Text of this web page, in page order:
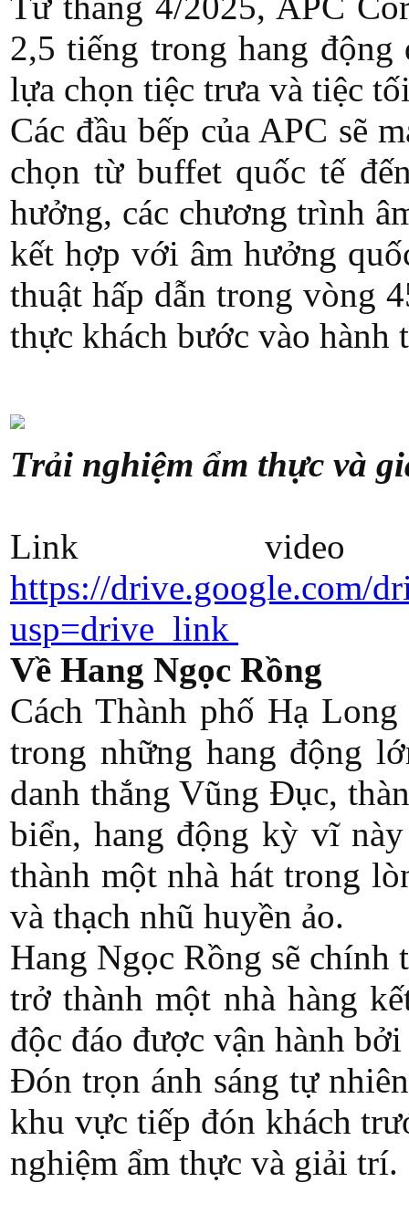
2,5 tiếng trong hang
lựa chọn tiệc trưa và tiệc
Các đầu bếp của APC sẽ
chọn từ buffet quốc tế
hưởng, các chương trình
kết hợp với âm hưởng
thuật hấp dẫn trong vòng
thực khách bước vào
Trải nghiệm ẩm thực và
Link
https://drive.google.com/
usp=drive_link
Về Hang Ngọc Rồng
Cách Thành phố Hạ
trong những hang động
danh thắng Vũng Đục,
biển, hang động kỳ vĩ
thành một nhà hát trong
và thạch nhũ huyền ảo.
Hang Ngọc Rồng sẽ
trở thành một nhà hàng
độc đáo được vận hành
Đón trọn ánh sáng tự
khu vực tiếp đón khách
nghiệm ẩm thực và giải trí.